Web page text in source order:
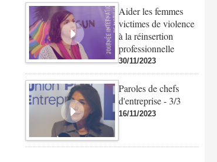
Aider les femmes
victimes de violence
à la réinsertion
professionnelle
30/11/2023
Paroles de chefs
d'entreprise - 3/3
16/11/2023